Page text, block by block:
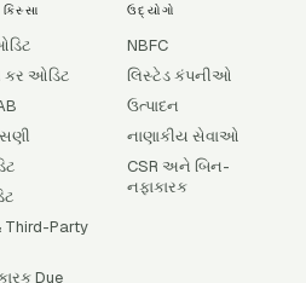
ઓડિટ
Third-Party
Due
ઉદ્યોગો
NBFC
લિસ્ટેડ કંપનીઓ
ઉત્પાદન
નાણાકીય સેવાઓ
CSR અને બિન-
નફાકારક